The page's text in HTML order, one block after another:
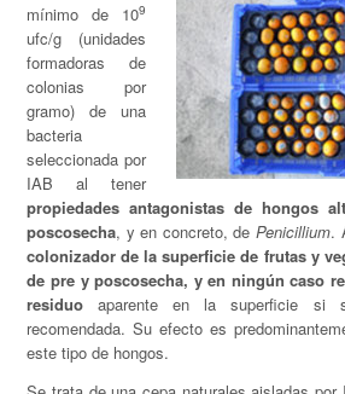
mínimo de 109
ufc/g (unidades
formadoras de
colonias por
gramo) de una
bacteria
seleccionada por
IAB al tener
propiedades antagonistas de hongos
poscosecha, y en concreto, de Penicillium.
colonizador de la superficie de frutas y
de pre y poscosecha, y en ningún caso
residuo aparente en la superficie si
recomendada. Su efecto es
este tipo de hongos.